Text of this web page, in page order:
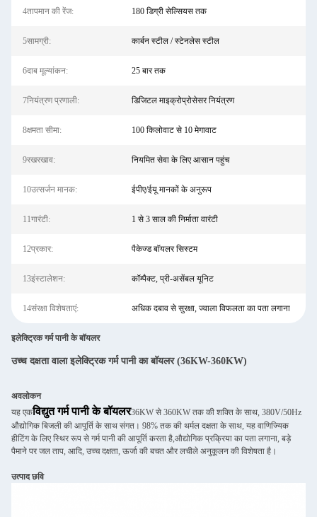
4तापमान की रेंज: 180 डिग्री सेल्सियस तक
5सामग्री: कार्बन स्टील / स्टेनलेस स्टील
6दाब मूल्यांकन: 25 बार तक
7नियंत्रण प्रणाली: डिजिटल माइक्रोप्रोसेसर नियंत्रण
8क्षमता सीमा: 100 किलोवाट से 10 मेगावाट
9रखरखाव: नियमित सेवा के लिए आसान पहुंच
10उत्सर्जन मानक: ईपीए/ईयू मानकों के अनुरूप
11गारंटी: 1 से 3 साल की निर्माता वारंटी
12प्रकार: पैकेज्ड बॉयलर सिस्टम
13इंस्टालेशन: कॉम्पैक्ट, प्री-असेंबल यूनिट
14संरक्षा विशेषताएं: अधिक दबाव से सुरक्षा, ज्वाला विफलता का पता लगाना
इलेक्ट्रिक गर्म पानी के बॉयलर
उच्च दक्षता वाला इलेक्ट्रिक गर्म पानी का बॉयलर (36KW-360KW)
अवलोकन
यह एकविद्युत गर्म पानी के बॉयलर36KW से 360KW तक की शक्ति के साथ, 380V/50Hz
औद्योगिक बिजली की आपूर्ति के साथ संगत। 98% तक की थर्मल दक्षता के साथ, यह वाणिज्यिक
हीटिंग के लिए स्थिर रूप से गर्म पानी की आपूर्ति करता है,औद्योगिक प्रक्रिया का पता लगाना, बड़े
पैमाने पर जल ताप, आदि, उच्च दक्षता, ऊर्जा की बचत और लचीले अनुकूलन की विशेषता है।
उत्पाद छवि